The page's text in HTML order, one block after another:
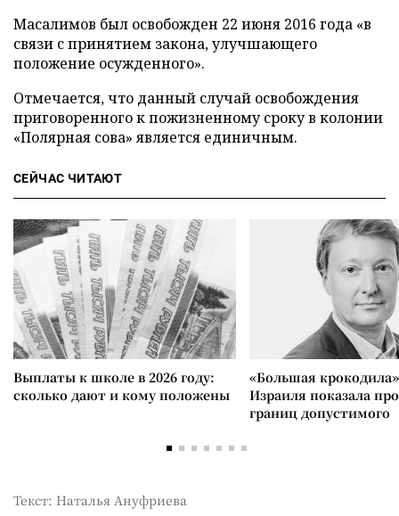
Масалимов был освобожден 22 июня 2016 года «в
связи с принятием закона, улучшающего
положение осужденного».
Отмечается, что данный случай освобождения
приговоренного к пожизненному сроку в колонии
«Полярная сова» является единичным.
СЕЙЧАС ЧИТАЮТ
Выплаты к школе в 2026 году:
сколько дают и кому положены
«Большая
Израиля показала
границ допустимого
Текст: Наталья Ануфриева